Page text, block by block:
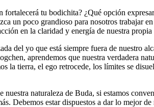
fortalecerá tu bodichita? ¿Qué opción
un poco grandioso para nosotros trabajar
en la claridad y energía de nuestra
del yo que está siempre fuera de nuestro
aprendemos que nuestra verdadera
la tierra, el ego retrocede, los límites se
naturaleza de Buda, si estamos
Debemos estar dispuestos a dar lo mejor